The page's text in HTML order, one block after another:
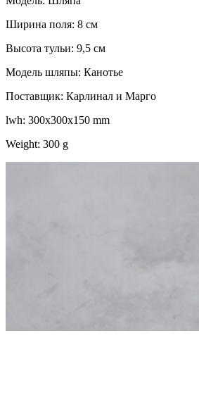
Ширина поля: 8 см
Высота тульи: 9,5 см
Модель шляпы: Канотье
Поставщик: Карлинал и Марго
lwh: 300x300x150 mm
Weight: 300 g